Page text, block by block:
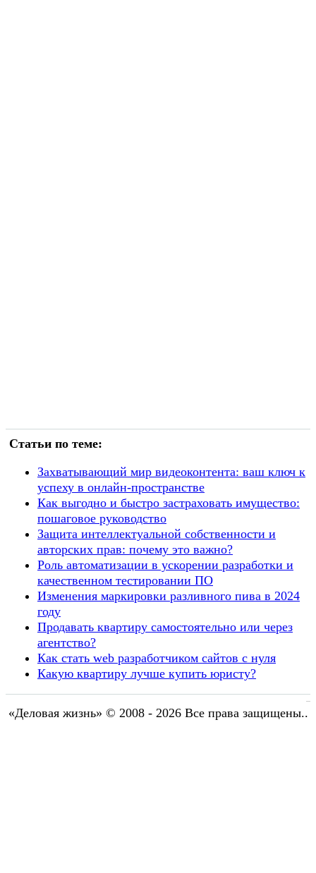
Статьи по теме:
Захватывающий мир видеоконтента: ваш ключ к
успеху в онлайн-пространстве
Как выгодно и быстро застраховать имущество:
пошаговое руководство
Защита интеллектуальной собственности и
авторских прав: почему это важно?
Роль автоматизации в ускорении разработки и
качественном тестировании ПО
Изменения маркировки разливного пива в 2024
году
Продавать квартиру самостоятельно или через
агентство?
Как стать web разработчиком сайтов с нуля
Какую квартиру лучше купить юристу?
«Деловая жизнь» © 2008 - 2026 Все права защищены..